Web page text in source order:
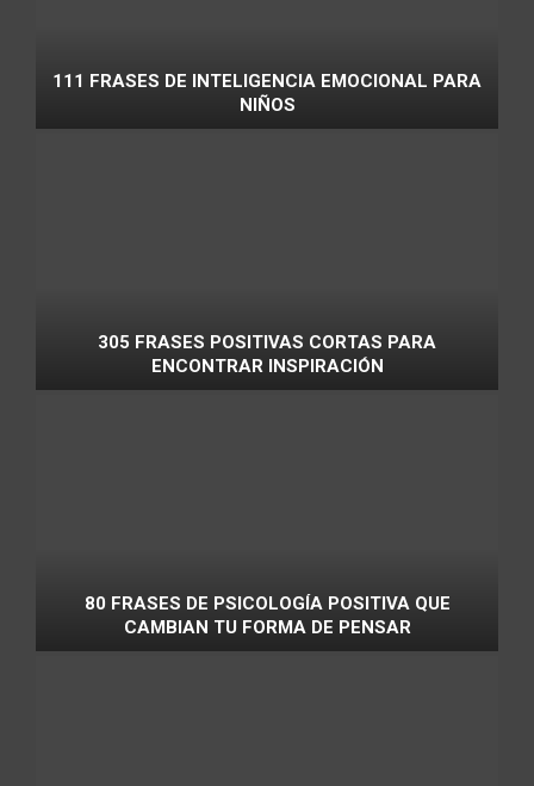
111 FRASES DE INTELIGENCIA EMOCIONAL PARA
NIÑOS
305 FRASES POSITIVAS CORTAS PARA
ENCONTRAR INSPIRACIÓN
80 FRASES DE PSICOLOGÍA POSITIVA QUE
CAMBIAN TU FORMA DE PENSAR